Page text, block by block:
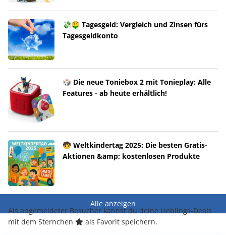
💸🤑 Tagesgeld: Vergleich und Zinsen fürs
Tagesgeldkonto
🎲 Die neue Toniebox 2 mit Tonieplay: Alle
Features - ab heute erhältlich!
🧒 Weltkindertag 2025: Die besten Gratis-
Aktionen &amp; kostenlosen Produkte
Alle anzeigen
Als angemeldeter Besucher kannst du deine Lieblings-Deals
mit dem Sternchen
als Favorit speichern.